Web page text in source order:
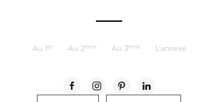
Au 1 er Au 2ème Au 3ème L’annexe